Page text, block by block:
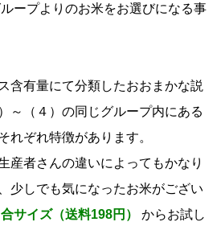
ープよりのお米をお選びになる事
含有量にて分類したおおまかな説
～（４）の同じグループ内にある
れぞれ特徴があります。
産者さんの違いによってもかなり
少しでも気になったお米がござい
合サイズ（送料198円） からお試し